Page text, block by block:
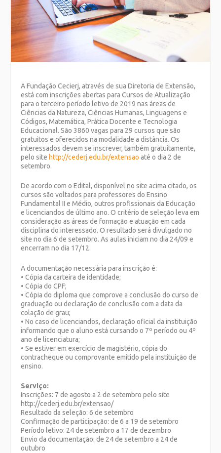
A Fundação Cecierj, através de sua Diretoria de Extensão,
está com inscrições abertas para Cursos de Atualização
para o terceiro período letivo de 2019 nas áreas de
Ciências da Natureza, Ciências Humanas, Linguagens e
Códigos, Matemática, Prática Docente e Tecnologia
Educacional. São 3860 vagas para 29 cursos que são
gratuitos e oferecidos na modalidade a distância. Os
interessados devem se inscrever, também gratuitamente,
pelo site http://cederj.edu.br/extensao até o dia 2 de
setembro.
De acordo com o Edital, disponível no site acima citado, os
cursos são voltados para professores do Ensino
Fundamental II e Médio, outros profissionais da Educação
e licenciandos de último ano. O critério de seleção leva em
consideração as áreas de formação e atuação em cada
disciplina do interessado. O resultado será divulgado no
site no dia 6 de setembro. As aulas iniciam no dia 24/09 e
encerram no dia 17/12.
A documentação necessária para inscrição é:
• Cópia da carteira de identidade;
• Cópia do CPF;
• Cópia do diploma que comprove a conclusão do curso de
graduação ou declaração de conclusão com a data da
colação de grau;
• No caso de licenciandos, declaração oficial da instituição
informando que o aluno está cursando o 7º período ou 4º
ano de licenciatura;
• Se estiver em exercício de magistério, cópia do
contracheque ou comprovante emitido pela instituição de
ensino.
Serviço:
Inscrições: 7 de agosto a 2 de setembro pelo site
http://cederj.edu.br/extensao/
Resultado da seleção: 6 de setembro
Confirmação de participação: de 6 a 19 de setembro
Período letivo: 24 de setembro a 17 de dezembro
Envio da documentação: de 24 de setembro a 24 de
outubro